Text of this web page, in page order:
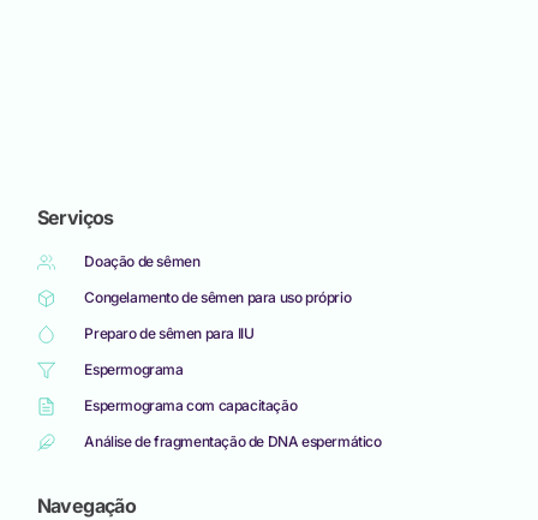
Serviços
Doação de sêmen
Congelamento de sêmen para uso próprio
Preparo de sêmen para IIU
Espermograma
Espermograma com capacitação
Análise de fragmentação de DNA espermático
Navegação